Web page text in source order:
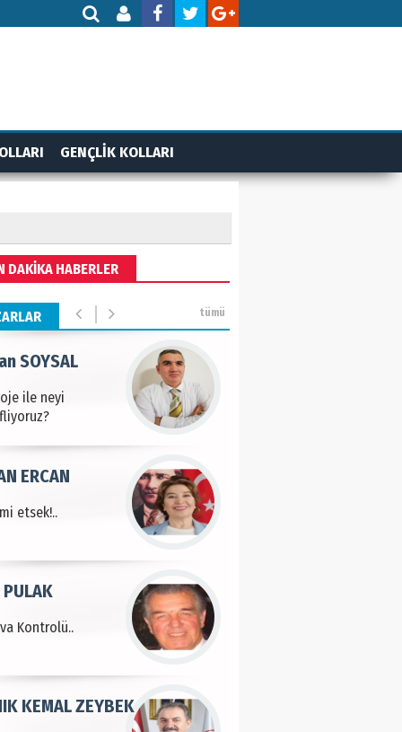
GENÇLİK KOLLARI
DAKİKA HABERLER
tümü
TAŞDEMİR
- Sağlık turizminde
başarı…
BULUZ
tarımla para
ile neyi
SOYSAL
etsek!..
ERCAN
Kontrolü..
PULAK
KEMAL ZEYBEK